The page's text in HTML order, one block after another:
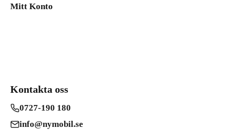
Mitt Konto
Kontakta oss
0727-190 180
info@nymobil.se